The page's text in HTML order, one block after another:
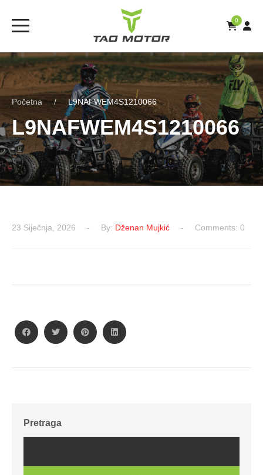
0
Početna L9NAFWEM4S1210066
L9NAFWEM4S1210066
23 Siječnja, 2026 By: Dženan Mujkić Comments: 0
Pretraga